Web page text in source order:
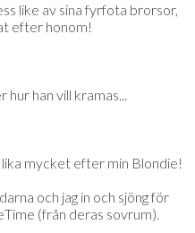
like av sina fyrfota brorsor,
efter honom!
han vill kramas...
lika mycket efter min Blondie!
och jag in och sjöng för
(från deras sovrum).